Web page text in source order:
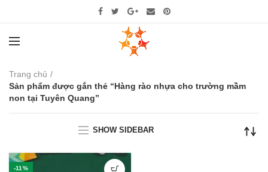
Trang chủ
Sản phẩm được gắn thẻ “Hàng rào nhựa cho trường mầm
non tại Tuyên Quang”
SHOW SIDEBAR
-11%